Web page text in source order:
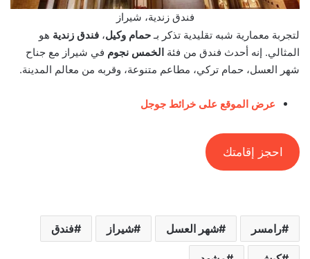
فندق زندية، شيراز
لتجربة معمارية شبه تقليدية تذكر بـحمام وكيل، فندق زندية هو
المثالي. إنه أحدث فندق من فئة الخمس نجوم في شيراز مع جناح
شهر العسل، حمام تركي، مطاعم متنوعة، وقربه من معالم المدينة.
عرض الموقع على خرائط جوجل
احجز إقامتك
رامسر شهر العسل شيراز فندق